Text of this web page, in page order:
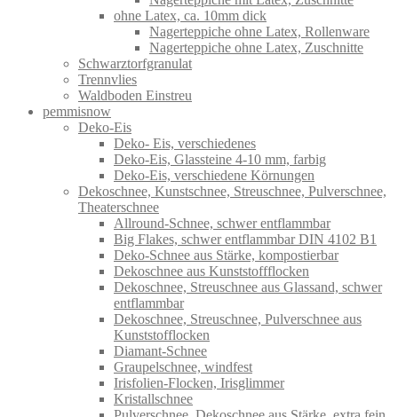
ohne Latex, ca. 10mm dick
Nagerteppiche ohne Latex, Rollenware
Nagerteppiche ohne Latex, Zuschnitte
Schwarztorfgranulat
Trennvlies
Waldboden Einstreu
pemmisnow
Deko-Eis
Deko- Eis, verschiedenes
Deko-Eis, Glassteine 4-10 mm, farbig
Deko-Eis, verschiedene Körnungen
Dekoschnee, Kunstschnee, Streuschnee, Pulverschnee,
Theaterschnee
Allround-Schnee, schwer entflammbar
Big Flakes, schwer entflammbar DIN 4102 B1
Deko-Schnee aus Stärke, kompostierbar
Dekoschnee aus Kunststoffflocken
Dekoschnee, Streuschnee aus Glassand, schwer
entflammbar
Dekoschnee, Streuschnee, Pulverschnee aus
Kunststofflocken
Diamant-Schnee
Graupelschnee, windfest
Irisfolien-Flocken, Irisglimmer
Kristallschnee